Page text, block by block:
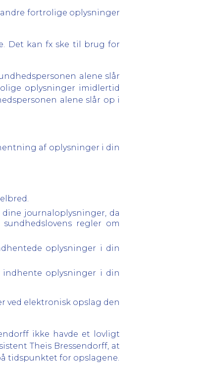
fortrolige oplysninger
Det kan fx ske til brug for
alene slår
oplysninger imidlertid
alene slår op i
af oplysninger i din
journaloplysninger, da
regler om
oplysninger i din
indhente oplysninger i din
ved elektronisk opslag den
ikke havde et lovligt
Theis Bressendorff, at
tidspunktet for opslagene.